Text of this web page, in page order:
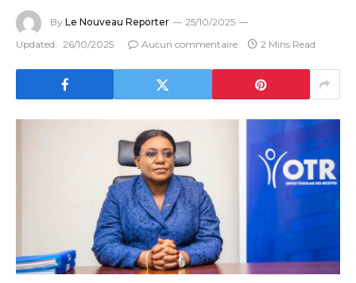
By Le Nouveau Reporter
25/10/2025
Updated: 26/10/2025 Aucun commentaire 2 Mins Read